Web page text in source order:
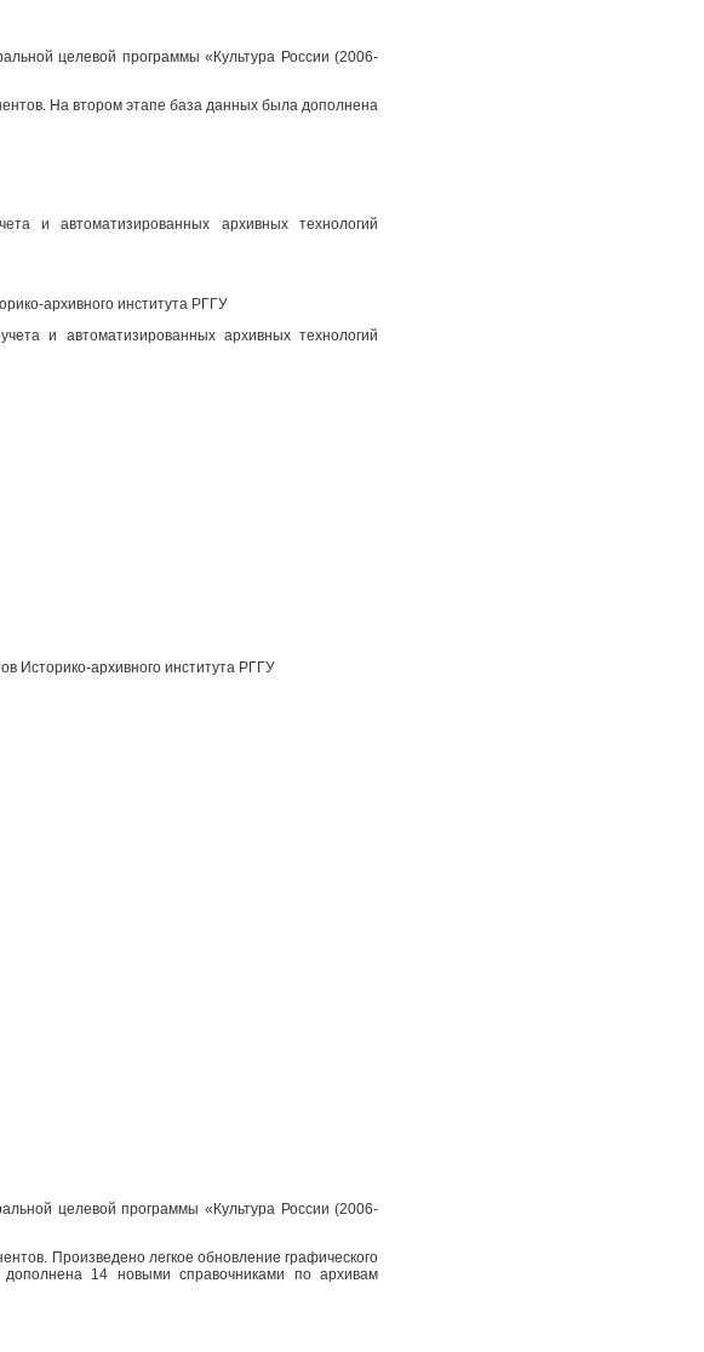
целевой программы «Культура России (2006-
На втором этапе база данных была дополнена
и автоматизированных архивных технологий
архивного института РГГУ
и автоматизированных архивных технологий
Историко-архивного института РГГУ
целевой программы «Культура России (2006-
Произведено легкое обновление графического
14 новыми справочниками по архивам